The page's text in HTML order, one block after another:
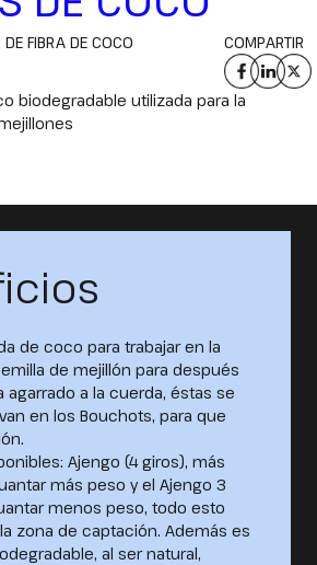
FIBRA DE COCO COMPARTIR
biodegradable utilizada para la
de coco para trabajar en la
de mejillón para después
agarrado a la cuerda, éstas se
en los Bouchots, para que
Ajengo (4 giros), más
más peso y el Ajengo 3
menos peso, todo esto
zona de captación. Además es
al ser natural,